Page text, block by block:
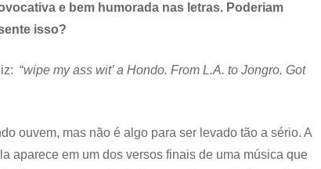
e bem humorada nas letras. Poderiam
isso?
“wipe my ass wit’ a Hondo. From L.A. to Jongro. Got
ouvem, mas não é algo para ser levado tão a sério. A
aparece em um dos versos finais de uma música que